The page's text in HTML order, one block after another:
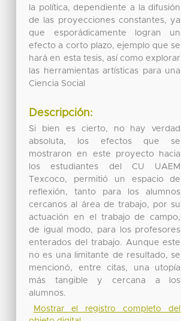
la política, dependiente a la difusión
de las proyecciones constantes, ya
que esporádicamente logran un
efecto a corto plazo, ejemplo que se
hará en esta tesis, así como explorar
las herramientas artísticas para una
Ciencia Social
Descripción:
Si bien es cierto, no hay verdad
absoluta, los efectos que se
mostraron en este proyecto hacia
los estudiantes del CU UAEM
Texcoco, permitió un espacio de
reflexión, tanto para los alumnos
cercanos al área de trabajo, por su
actuación en el trabajo de campo,
de igual modo, para los profesores
enterados del trabajo. Aunque este
no es una limitante de resultado, se
mencionó, entre citas, una utopía
más tangible y cercana a los
alumnos.
Mostrar el registro completo del